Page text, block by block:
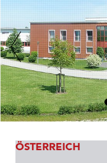
ÖSTERREICH